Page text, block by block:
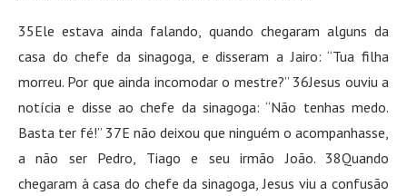
35Ele estava ainda falando, quando chegaram alguns da
casa do chefe da sinagoga, e disseram a Jairo: “Tua filha
morreu. Por que ainda incomodar o mestre?” 36Jesus ouviu a
notícia e disse ao chefe da sinagoga: “Não tenhas medo.
Basta ter fé!” 37E não deixou que ninguém o acompanhasse,
a não ser Pedro, Tiago e seu irmão João. 38Quando
chegaram à casa do chefe da sinagoga, Jesus viu a confusão